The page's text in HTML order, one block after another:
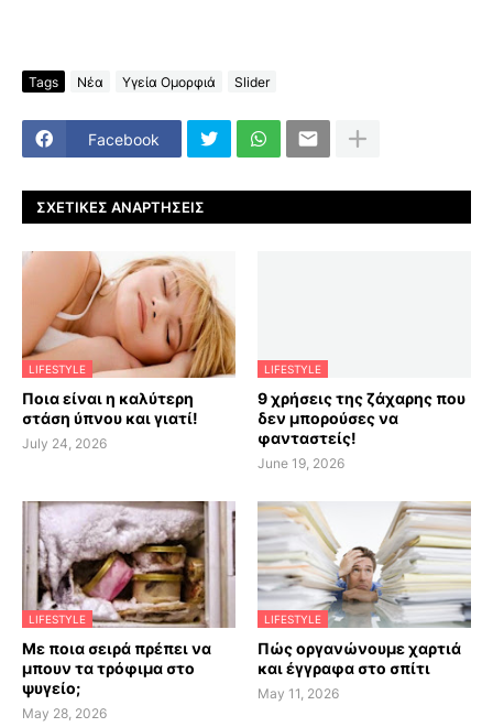
Tags Νέα Υγεία Ομορφιά Slider
Facebook
ΣΧΕΤΙΚΈΣ ΑΝΑΡΤΉΣΕΙΣ
LIFESTYLE
Ποια είναι η καλύτερη
στάση ύπνου και γιατί!
July 24, 2026
LIFESTYLE
9 χρήσεις της ζάχαρης που
δεν μπορούσες να
φανταστείς!
June 19, 2026
LIFESTYLE
Με ποια σειρά πρέπει να
μπουν τα τρόφιμα στο
ψυγείο;
May 28, 2026
LIFESTYLE
Πώς οργανώνουμε χαρτιά
και έγγραφα στο σπίτι
May 11, 2026